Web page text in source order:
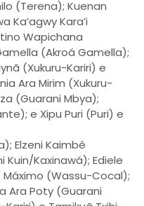
(Terena); Kuenan
Ka’agwy Kara’i
Wapichana
(Akroá Gamella);
(Xukuru-Kariri) e
Ara Mirim (Xukuru-
(Guarani Mbya);
e Xipu Puri (Puri) e
Elzeni Kaimbé
Kuin/Kaxinawá); Ediele
Máximo (Wassu-Cocal);
Ara Poty (Guarani